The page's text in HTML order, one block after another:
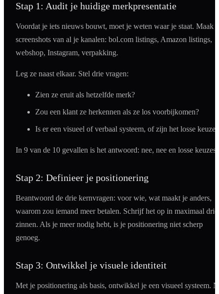
Stap 1: Audit je huidige merkpresentatie
Voordat je iets nieuws bouwt, moet je weten waar je staat. Maak
screenshots van al je kanalen: bol.com listings, Amazon listings,
webshop, Instagram, verpakking.
Leg ze naast elkaar. Stel drie vragen:
Zien ze eruit als hetzelfde merk?
Zou een klant ze herkennen als ze los voorbijkomen?
Is er een visueel of verbaal systeem, of zijn het losse
In 9 van de 10 gevallen is het antwoord: nee, nee en losse keuzes.
Stap 2: Definieer je positionering
Beantwoord de drie kernvragen: voor wie, wat maakt je anders,
waarom zou iemand meer betalen. Schrijf het op in maximaal drie
zinnen. Als je meer nodig hebt, is je positionering niet scherp
genoeg.
Stap 3: Ontwikkel je visuele identiteit
Met je positionering als basis, ontwikkel je een visueel systeem.